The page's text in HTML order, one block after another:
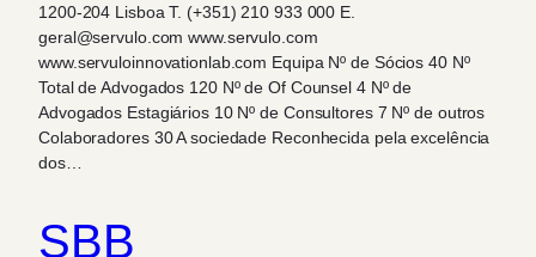
1200-204 Lisboa T. (+351) 210 933 000 E.
geral@servulo.com www.servulo.com
www.servuloinnovationlab.com Equipa Nº de Sócios 40 Nº
Total de Advogados 120 Nº de Of Counsel 4 Nº de
Advogados Estagiários 10 Nº de Consultores 7 Nº de outros
Colaboradores 30 A sociedade Reconhecida pela excelência
dos…
SBB